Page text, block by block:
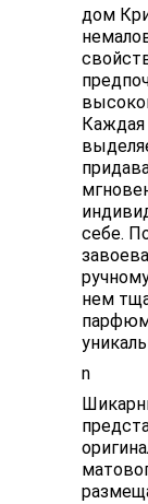
дом
себе.
нем
n